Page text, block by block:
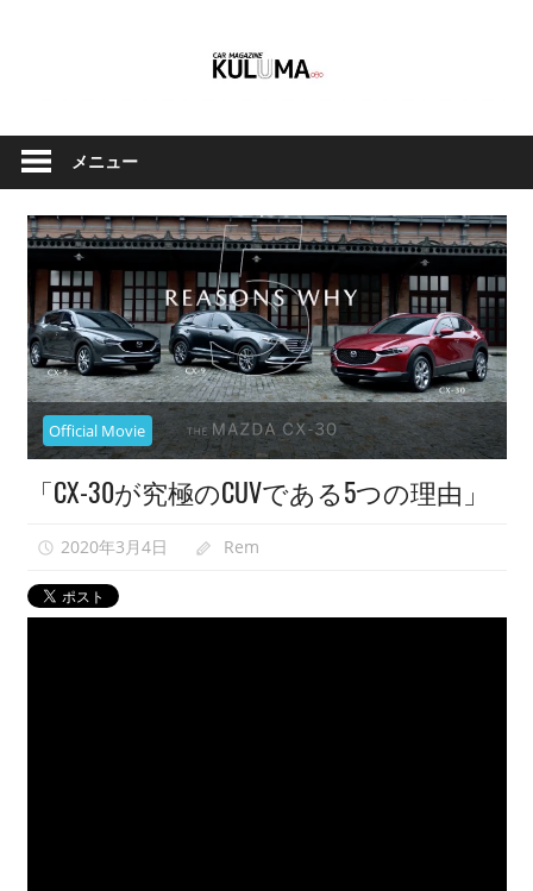
ツ
Car
Magazine
Kuluma.jp
ル
マ
と
バ
イ
ク
の
オ
フ
ィ
シ
ャ
映
像
紹
メニュー
Official Movie
「CX-30が究極のCUVである5つの理由」
2020年3月4日 Rem